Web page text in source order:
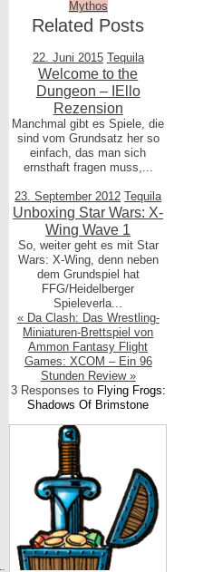
posted
in
Mythos
Related Posts
22. Juni 2015 Tequila
Welcome to the
Dungeon – IEllo
Rezension
Manchmal gibt es Spiele, die
sind vom Grundsatz her so
einfach, das man sich
ernsthaft fragen muss,...
23. September 2012 Tequila
Unboxing Star Wars: X-
Wing Wave 1
So, weiter geht es mit Star
Wars: X-Wing, denn neben
dem Grundspiel hat
FFG/Heidelberger
Spieleverla...
«Da Clash: Das Wrestling-
Miniaturen-Brettspiel von
Ammon Fantasy Flight
Games: XCOM – Ein 96
Stunden Review »
3 Responses to Flying Frogs:
Shadows Of Brimstone